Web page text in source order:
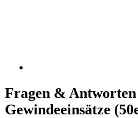
Fragen &
Gewindeeinsätze